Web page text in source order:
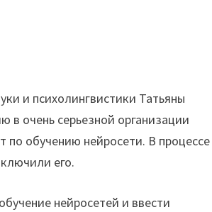
и психолингвистики Татьяны
в очень серьезной организации
по обучению нейросети. В процессе
его.
нейросетей и ввести